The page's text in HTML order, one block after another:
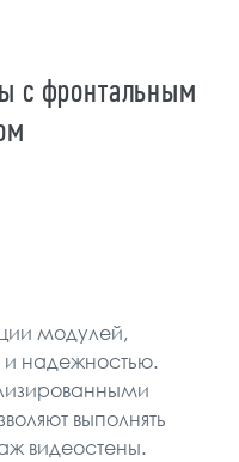
с фронтальным
модулей,
надежностью.
выполнять
видеостены.